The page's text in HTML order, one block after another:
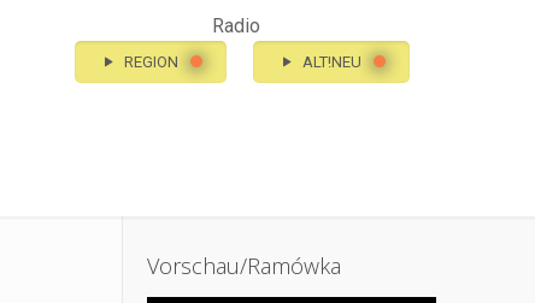
Radio
REGION ALT!NEU
Vorschau/Ramówka